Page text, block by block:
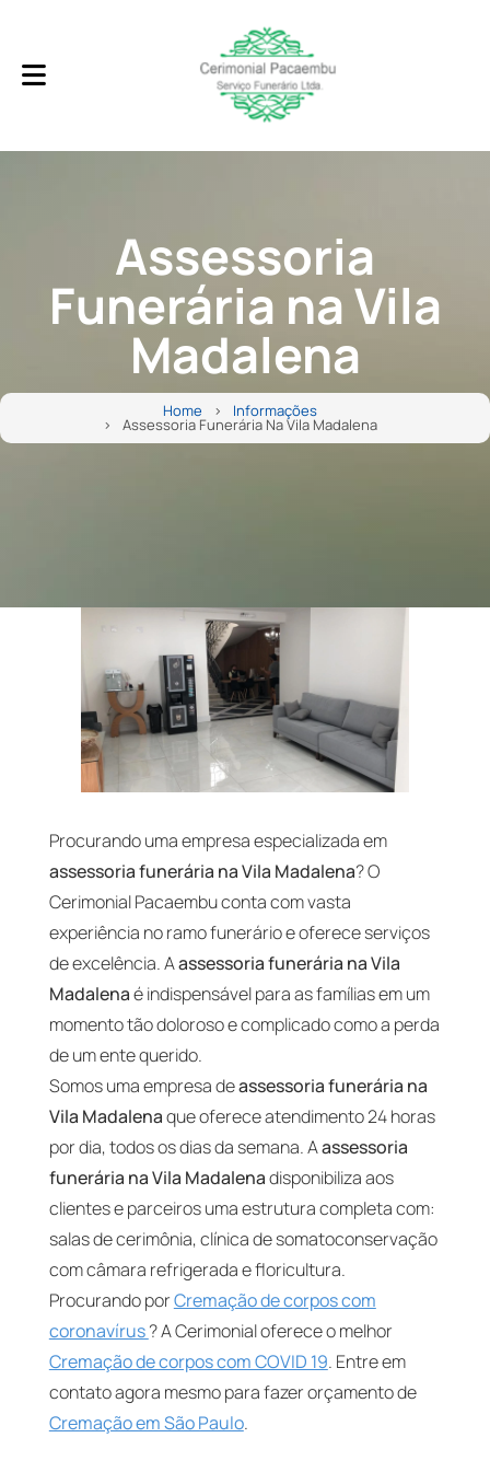
Assessoria
Funerária na Vila
Madalena
Home Informações
Assessoria Funerária Na Vila Madalena
Procurando uma empresa especializada em
assessoria funerária na Vila Madalena? O
Cerimonial Pacaembu conta com vasta
experiência no ramo funerário e oferece serviços
de excelência. Aassessoria funerária na Vila
Madalenaé indispensável para as famílias em um
momento tão doloroso e complicado como a perda
de um ente querido.
Somos uma empresa deassessoria funerária na
Vila Madalenaque oferece atendimento 24 horas
por dia, todos os dias da semana. Aassessoria
funerária na Vila Madalenadisponibiliza aos
clientes e parceiros uma estrutura completa com:
salas de cerimônia, clínica de somatoconservação
com câmara refrigerada e floricultura.
Procurando porCremação de corpos com
coronavírus? A Cerimonial oferece o melhor
Cremação de corpos com COVID 19. Entre em
contato agora mesmo para fazer orçamento de
Cremação em São Paulo.